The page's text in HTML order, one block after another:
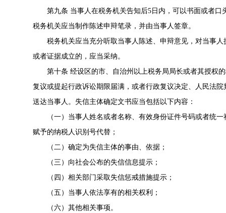
第九条 当事人在税务机关告知后5日内，可以书面或者
税务机关应当制作陈述申辩笔录，并由当事人签章。
税务机关应当充分听取当事人陈述、申辩意见，对当事
或者证据成立的，应当采纳。
第十条 经设区的市、自治州以上税务局局长或者其授权
复议或提起行政诉讼期限届满，或者行政复议决定、人民法
送达当事人。失信主体确定文书应当包括以下内容：
（一）当事人姓名或者名称、有效身份证件号码或者统
赋予的纳税人识别号代替；
（二）确定为失信主体的事由、依据；
（三）向社会公布的失信信息提示；
（四）相关部门采取失信惩戒措施提示；
（五）当事人依法享有的相关权利；
（六）其他相关事项。